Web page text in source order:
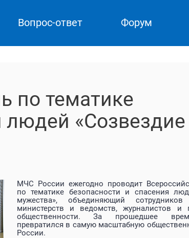
Вопрос-ответ Форум
по тематике
людей «Созвездие
МЧС России ежегодно проводит
по тематике безопасности и спасения
мужества», объединяющий
министерств и ведомств, журналистов и
общественности. За прошедшее
превратился в самую масштабную
России.